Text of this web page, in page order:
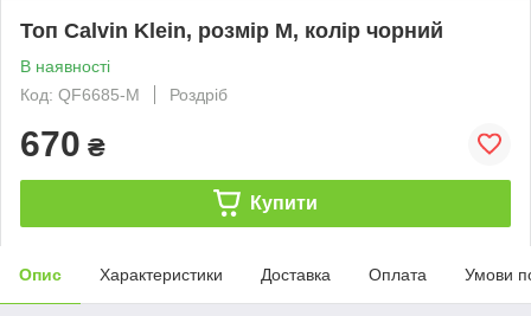
Топ Calvin Klein, розмір M, колір чорний
В наявності
Код: QF6685-M
Роздріб
670 ₴
Купити
Опис Характеристики Доставка Оплата Умови